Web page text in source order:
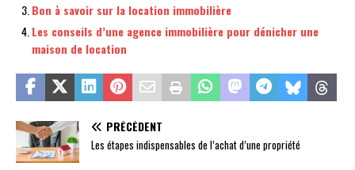
Bon à savoir sur la location immobilière
Les conseils d’une agence immobilière pour dénicher une
maison de location
PRÉCÉDENT
Les étapes indispensables de l’achat d’une propriété